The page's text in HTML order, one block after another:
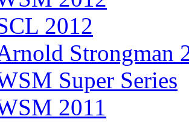
2012
Strongman
Super Series
2011